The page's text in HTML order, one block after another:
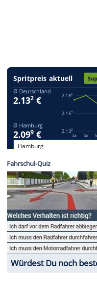
Eppler, Hersteller
ein